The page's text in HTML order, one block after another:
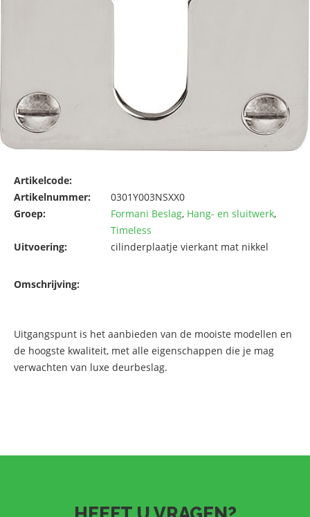
Artikelcode:
Artikelnummer:
0301Y003NSXX0
Groep:
Formani Beslag, Hang- en sluitwerk,
Timeless
Uitvoering:
cilinderplaatje vierkant mat nikkel
Omschrijving:
Uitgangspunt is het aanbieden van de mooiste modellen en
de hoogste kwaliteit, met alle eigenschappen die je mag
verwachten van luxe deurbeslag.